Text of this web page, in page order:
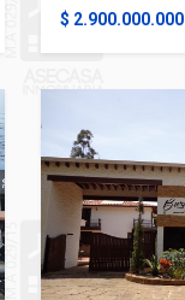
$ 2.900.000.000